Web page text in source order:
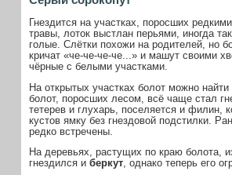
Гнездится на участках, поросших
травы, лоток выстлан перьями, иногда
голые. Слётки похожи на родителей, но
кричат «че-че-че-че...» и машут своими
чёрные с белыми участками.
На открытых участках болот можно найти
болот, поросших лесом, всё чаще стал
тетерев и глухарь, поселяется и
кустов ямку без гнездовой подстилки.
редко встречены.
На деревьях, растущих по краю болота,
гнездился и беркут, однако теперь его